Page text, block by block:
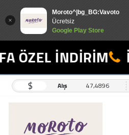
Moroto^|bg_BG:Vavoto
Ücretsiz
Google Play Store
ÖZEL İNDİRİM
$ Alış 47,4896